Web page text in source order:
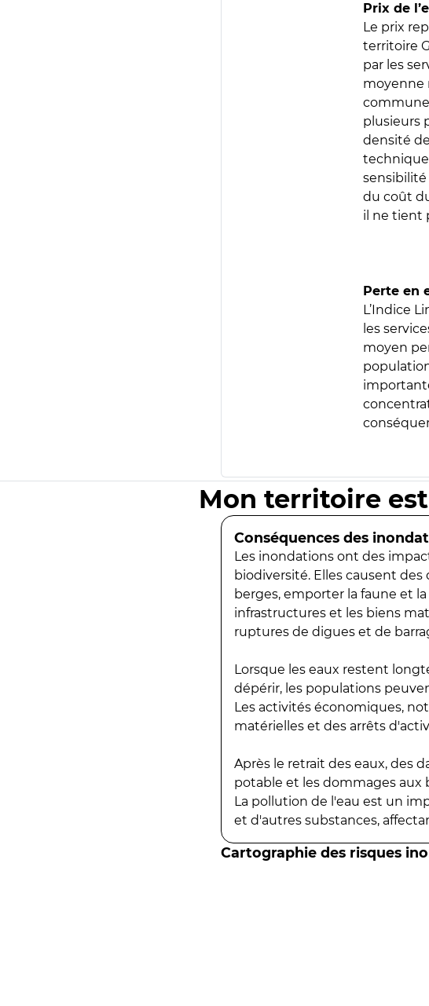
Prix de
Le prix
territoire
par les
moyenne
plusieurs
densité
du coût
il ne tient
Perte en
L’Indice
les
moyen
Mon territoire
Conséquences des
Les inondations ont des
biodiversité. Elles causent
berges, emporter la faune et
infrastructures et les biens
ruptures de digues et de
Lorsque les eaux restent
dépérir, les populations
Les activités économiques,
matérielles et des arrêts
Après le retrait des eaux, des
potable et les dommages
La pollution de l'eau est un
et d'autres substances,
Cartographie des risques